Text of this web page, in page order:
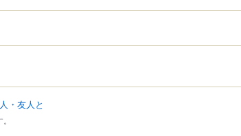
・友人と